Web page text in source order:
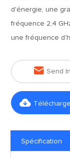
d'énergie, une
fréquence 2,4
une fréquence
 Send

Spécification